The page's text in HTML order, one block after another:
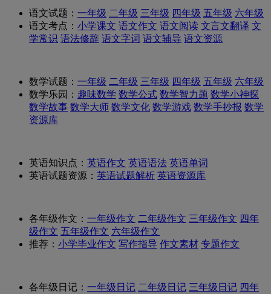
语文试题： 一年级 二年级 三年级 四年级 五年级 六年级
语文考点： 小学课文 语文作文 语文阅读 文言文翻译 文
学常识 语法修辞 语文字词 语文辅导 语文资源
数学试题： 一年级 二年级 三年级 四年级 五年级 六年级
数学乐园： 趣味数学 数学公式 数学智力题 数学小神探
数学故事 数学大师 数学文化 数学游戏 数学手抄报 数学
资源库
英语知识点： 英语作文 英语语法 英语单词
英语试题资源： 英语试题解析 英语资源库
各年级作文： 一年级作文 二年级作文 三年级作文 四年
级作文 五年级作文 六年级作文
推荐： 小学毕业作文 写作指导 作文素材 专题作文
各年级日记： 一年级日记 二年级日记 三年级日记 四年